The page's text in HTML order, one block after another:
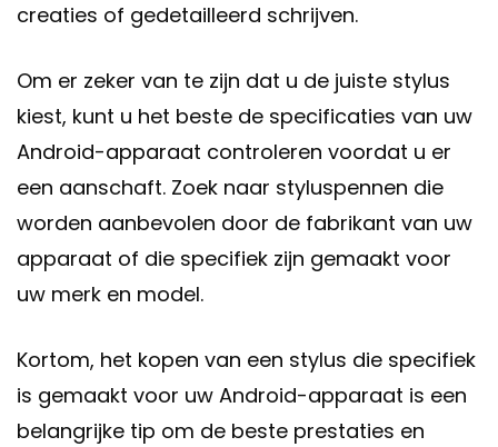
creaties of gedetailleerd schrijven.
Om er zeker van te zijn dat u de juiste stylus
kiest, kunt u het beste de specificaties van uw
Android-apparaat controleren voordat u er
een aanschaft. Zoek naar styluspennen die
worden aanbevolen door de fabrikant van uw
apparaat of die specifiek zijn gemaakt voor
uw merk en model.
Kortom, het kopen van een stylus die specifiek
is gemaakt voor uw Android-apparaat is een
belangrijke tip om de beste prestaties en